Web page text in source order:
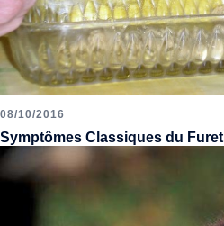
08/10/2016
Symptômes Classiques du Furet